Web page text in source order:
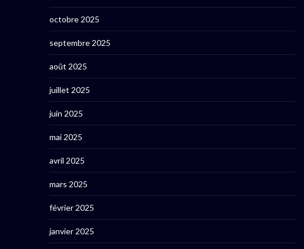
octobre 2025
septembre 2025
août 2025
juillet 2025
juin 2025
mai 2025
avril 2025
mars 2025
février 2025
janvier 2025